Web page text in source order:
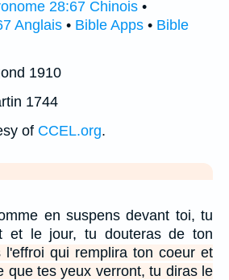
28:67 Chinois •
Anglais • Bible Apps • Bible
1910
1744
of CCEL.org.
en suspens devant toi, tu
et le jour, tu douteras de ton
l'effroi qui remplira ton coeur et
que tes yeux verront, tu diras le